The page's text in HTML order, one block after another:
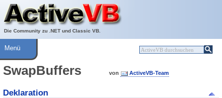
Die Community zu .NET und Classic VB.
Über ActiveVB
Hilfe
Menü
SwapBuffers von ActiveVB-Team
Deklaration